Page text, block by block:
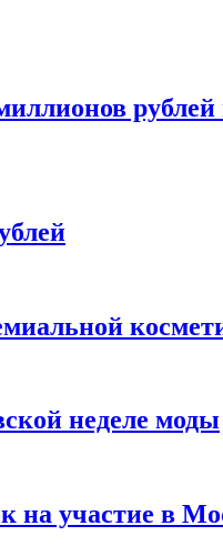
неделе моды
на участие в